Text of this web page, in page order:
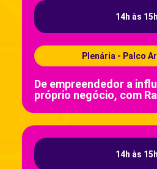
14h às 15h
Plenária - Palco
De empreendedor a
próprio negócio, com
14h às 15h